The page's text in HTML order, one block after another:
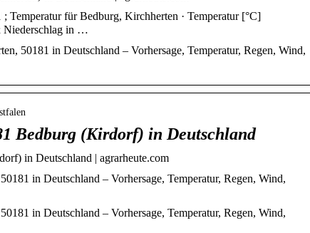
Temperatur für Bedburg, Kirchherten · Temperatur [°C]
Niederschlag in …
50181 in Deutschland – Vorhersage, Temperatur, Regen, Wind,
Bedburg (Kirdorf) in Deutschland
in Deutschland | agrarheute.com
in Deutschland – Vorhersage, Temperatur, Regen, Wind,
in Deutschland – Vorhersage, Temperatur, Regen, Wind,